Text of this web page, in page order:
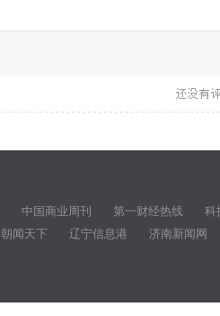
中国商业周刊 第一财经热线
科
朝闻天下 辽宁信息港
济南新闻网